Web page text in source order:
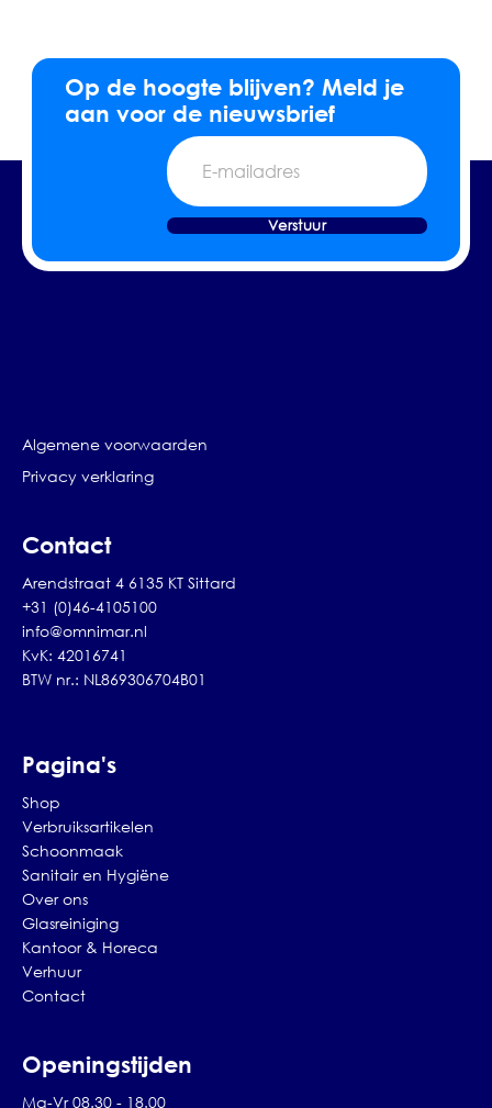
Op de hoogte blijven? Meld je
aan voor de nieuwsbrief
E-
mailadres
Verstuur
Algemene voorwaarden
Privacy verklaring
Contact
Arendstraat 4 6135 KT Sittard
+31 (0)46-4105100
info@omnimar.nl
KvK: 42016741
BTW nr.: NL869306704B01
Pagina's
Shop
Verbruiksartikelen
Schoonmaak
Sanitair en Hygiëne
Over ons
Glasreiniging
Kantoor & Horeca
Verhuur
Contact
Openingstijden
Ma-Vr 08.30 - 18.00